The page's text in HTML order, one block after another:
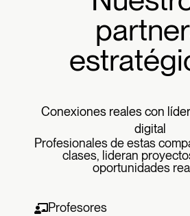
Conexiones reales con
digital
Profesionales de estas
clases, lideran
oportunidades
Profesores